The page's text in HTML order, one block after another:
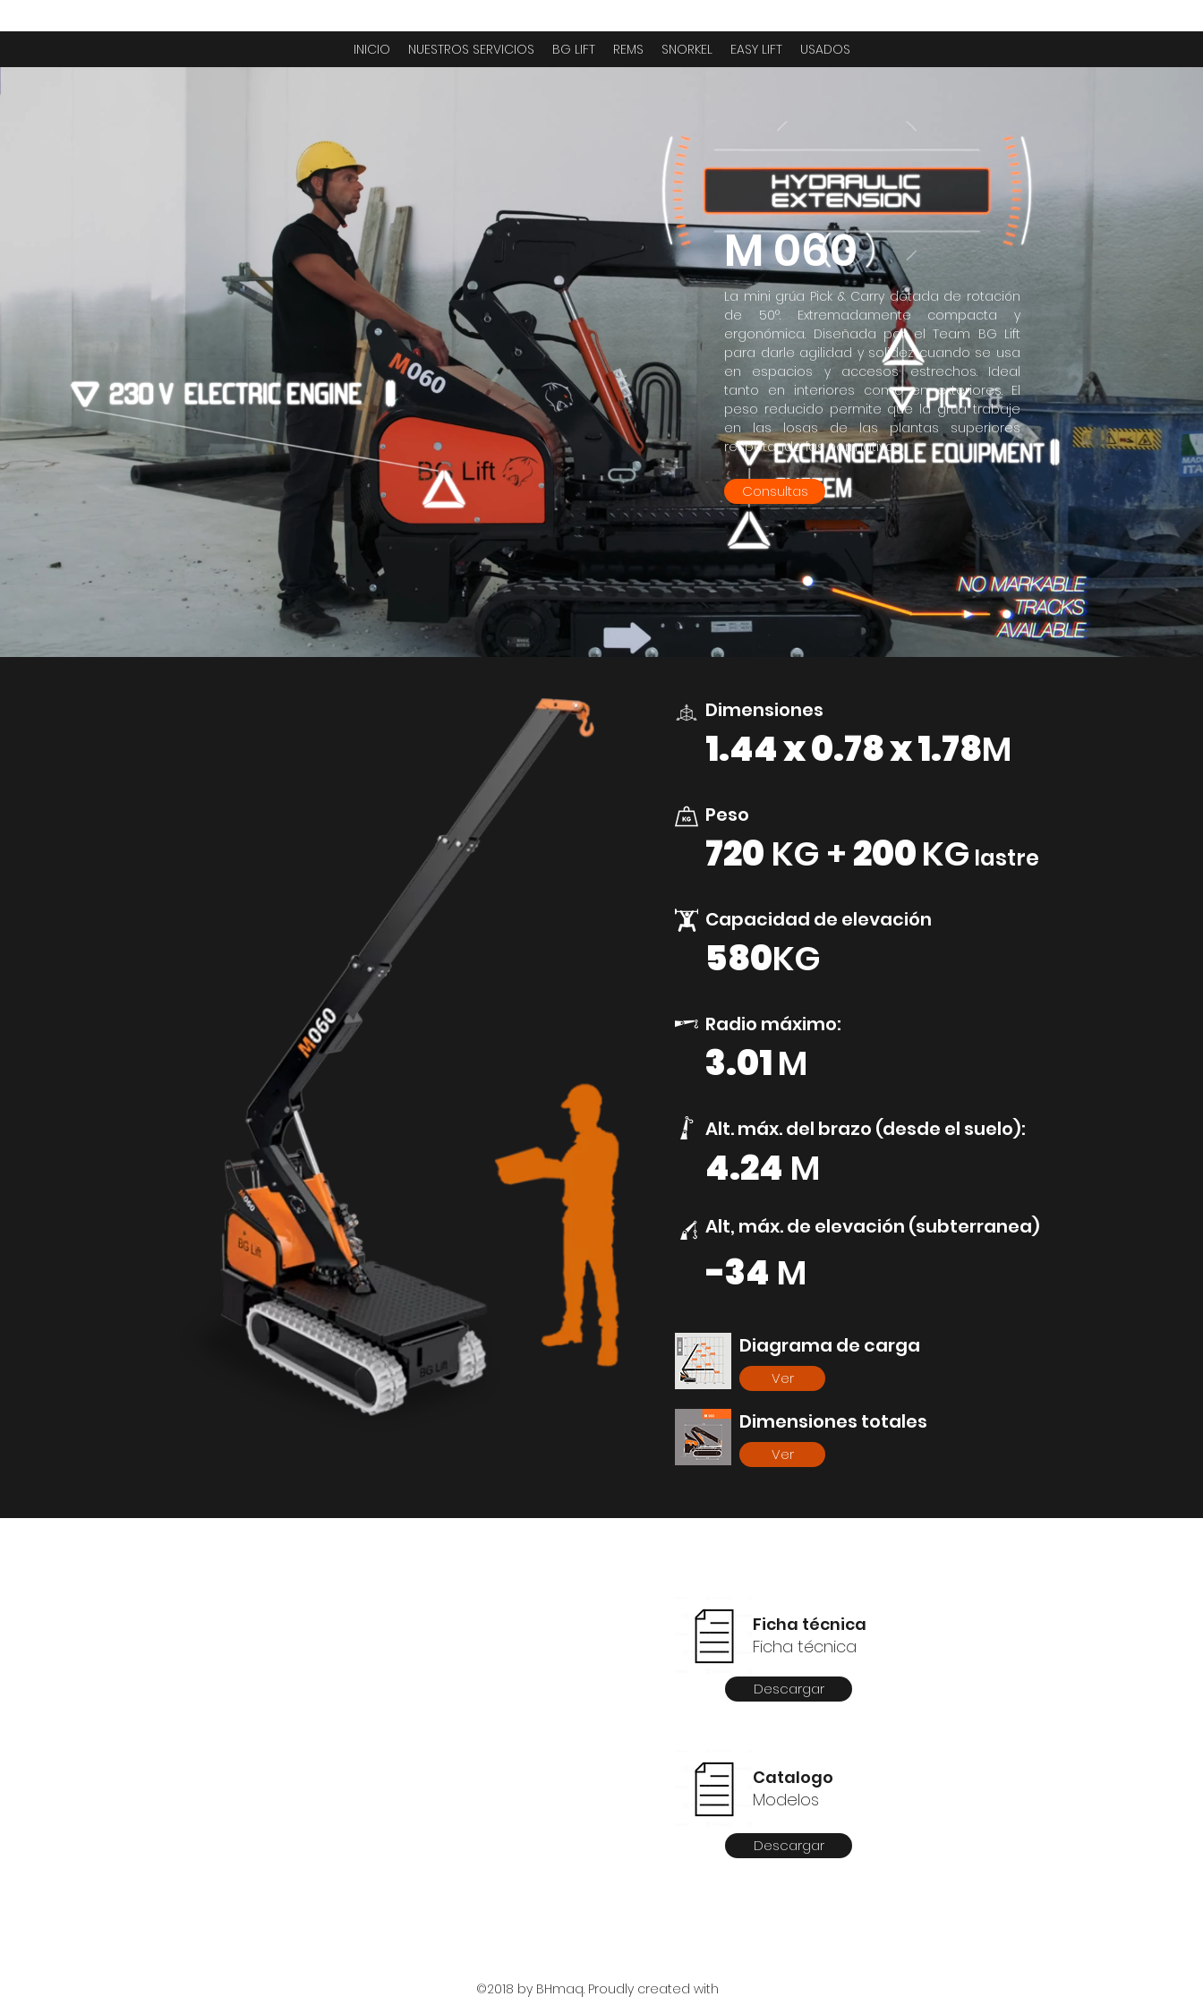
INICIO NUESTROS SERVICIOS BG LIFT REMS SNORKEL EASY LIFT USADOS
M 060
La mini grúa Pick & Carry dotada de rotación
de 50°. Extremadamente compacta y
ergonómica. Diseñada por el Team BG Lift
para darle agilidad y solidez cuando se usa
en espacios y accesos estrechos. Ideal
tanto en interiores como en exteriores. El
peso reducido permite que la grúa trabaje
en las losas de las plantas superiores
respetando las normativas.
Consultas
Dimensiones
1.44 x 0.78 x 1.78M
Peso
720 KG +200KG lastre
Capacidad de elevación
580KG
Radio máximo:
3.01M
Alt. máx. del brazo (desde el suelo):
4.24 M
Alt, máx. de elevación (subterranea)
-34 M
Diagrama de carga
Ver
Dimensiones totales
Ver
Ficha técnica
Ficha técnica
Descargar
Catalogo
Modelos
Descargar
©2018 by BHmaq. Proudly created with